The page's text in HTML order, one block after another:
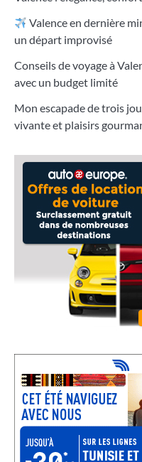
Valence en dernière
un départ improvisé
Conseils de voyage à
avec un budget limité
Mon escapade de trois
vivante et plaisirs